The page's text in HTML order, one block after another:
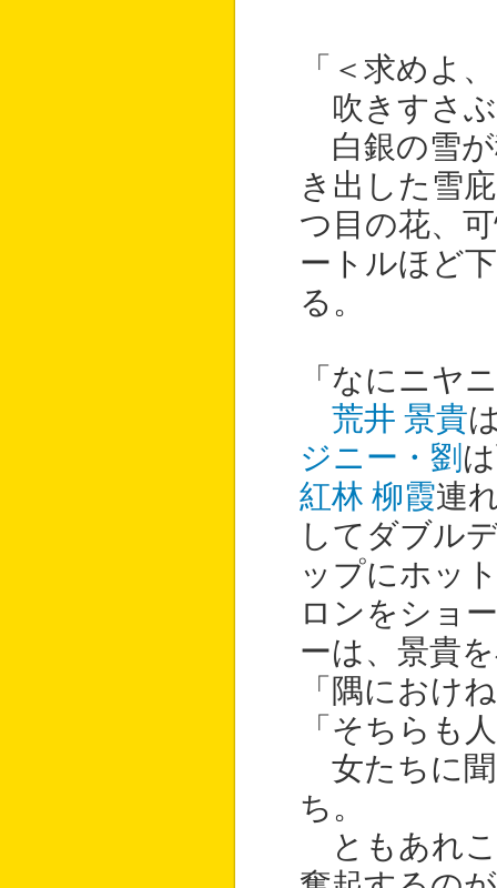
「＜求めよ
吹きすさ
白銀の雪が
き出した雪
つ目の花、
ートルほど
る。
「なにニヤ
荒井 景貴
ジニー・劉
紅林 柳霞連
してダブル
ップにホッ
ロンをショ
ーは、景貴
「隅におけ
「そちらも
女たちに聞
ち。
ともあれこ